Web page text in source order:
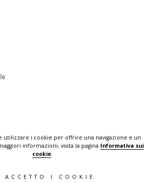
utilizzare i cookie per offrire una navigazione e un
informazioni, visita la pagina Informativa sui
cookie.
ACCETTO I COOKIE